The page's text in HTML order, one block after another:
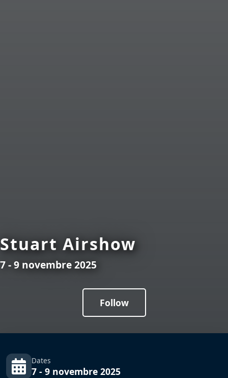
Stuart Airshow
7 - 9 novembre 2025
Follow
Dates
7 - 9 novembre 2025